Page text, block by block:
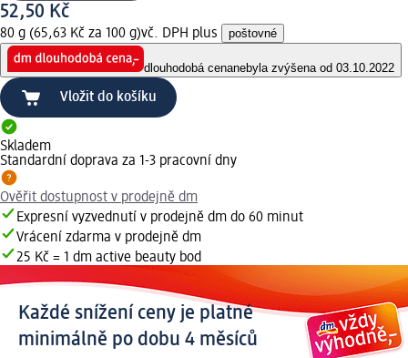
52,50 Kč
80 g (65,63 Kč za 100 g)vč. DPH plus poštovné
dlouhodobá cenanebyla zvýšena od 03.10.2022
Vložit do košíku
Skladem
Standardní doprava za 1-3 pracovní dny
Ověřit dostupnost v prodejně dm
Expresní vyzvednutí v prodejně dm do 60 minut
Vrácení zdarma v prodejně dm
25 Kč = 1 dm active beauty bod
Každé snížení ceny je platné
minimálně po dobu 4 měsíců